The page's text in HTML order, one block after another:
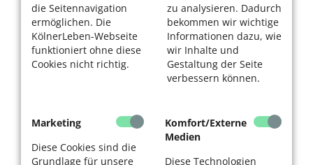
die Seitennavigation
ermöglichen. Die
KölnerLeben-Webseite
funktioniert ohne diese
Cookies nicht richtig.
zu analysieren. Dadurch
bekommen wir wichtige
Informationen dazu, wie
wir Inhalte und
Gestaltung der Seite
verbessern können.
Marketing
Diese Cookies sind die
Grundlage für unsere
Komfort/Externe
Medien
Diese Technologien